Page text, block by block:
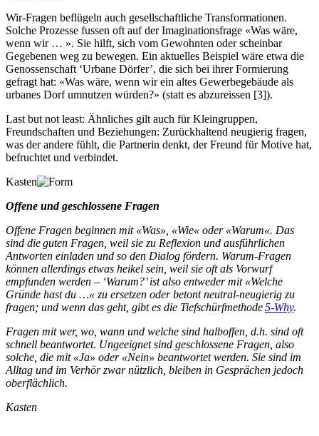
Wir-Fragen beflügeln auch gesellschaftliche Transformationen.
Solche Prozesse fussen oft auf der Imaginationsfrage «Was wäre,
wenn wir … ». Sie hilft, sich vom Gewohnten oder scheinbar
Gegebenen weg zu bewegen. Ein aktuelles Beispiel wäre etwa die
Genossenschaft ‘Urbane Dörfer’, die sich bei ihrer Formierung
gefragt hat: «Was wäre, wenn wir ein altes Gewerbegebäude als
urbanes Dorf umnutzen würden?» (statt es abzureissen [3]).
Last but not least: Ähnliches gilt auch für Kleingruppen,
Freundschaften und Beziehungen: Zurückhaltend neugierig fragen,
was der andere fühlt, die Partnerin denkt, der Freund für Motive hat,
befruchtet und verbindet.
Kasten
Offene und geschlossene Fragen
Offene Fragen beginnen mit «Was», «Wie« oder «Warum«. Das
sind die guten Fragen, weil sie zu Reflexion und ausführlichen
Antworten einladen und so den Dialog fördern. Warum-Fragen
können allerdings etwas heikel sein, weil sie oft als Vorwurf
empfunden werden – ‘Warum?’ ist also entweder mit «Welche
Gründe hast du …« zu ersetzen oder betont neutral-neugierig zu
fragen; und wenn das geht, gibt es die Tiefschürfmethode5-Why.
Fragen mit wer, wo, wann und welche sind halboffen, d.h. sind oft
schnell beantwortet. Ungeeignet sind geschlossene Fragen, also
solche, die mit «Ja» oder «Nein» beantwortet werden. Sie sind im
Alltag und im Verhör zwar nützlich, bleiben in Gesprächen jedoch
oberflächlich.
Kasten